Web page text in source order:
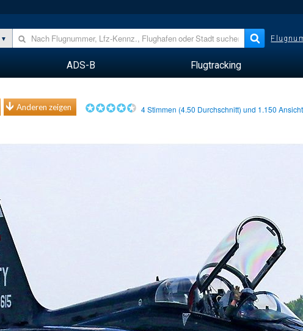
ADS-B Flugtracking
Anderen zeigen 4Stimmen (4.50 Durchschnitt) und 1.150